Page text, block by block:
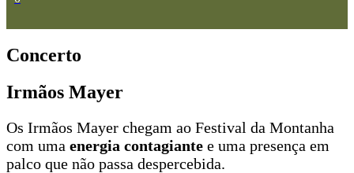
Concerto
Irmãos Mayer
Os Irmãos Mayer chegam ao Festival da Montanha
com uma energia contagiante e uma presença em
palco que não passa despercebida.